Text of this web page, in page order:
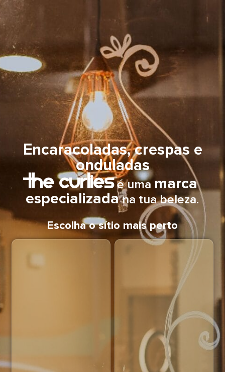
Encaracoladas
Agora há umsítio especializado
para si
The Curliesé uma marca
especializadana tua beleza.
Escolha o sítio mais perto
Encaracoladas, crespas e
onduladas